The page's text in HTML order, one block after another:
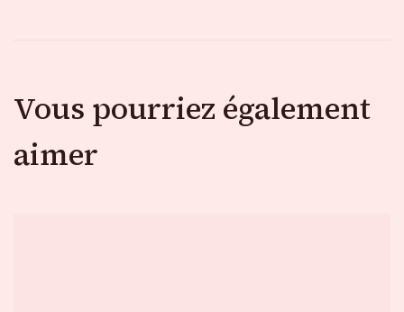
Vous pourriez également
aimer